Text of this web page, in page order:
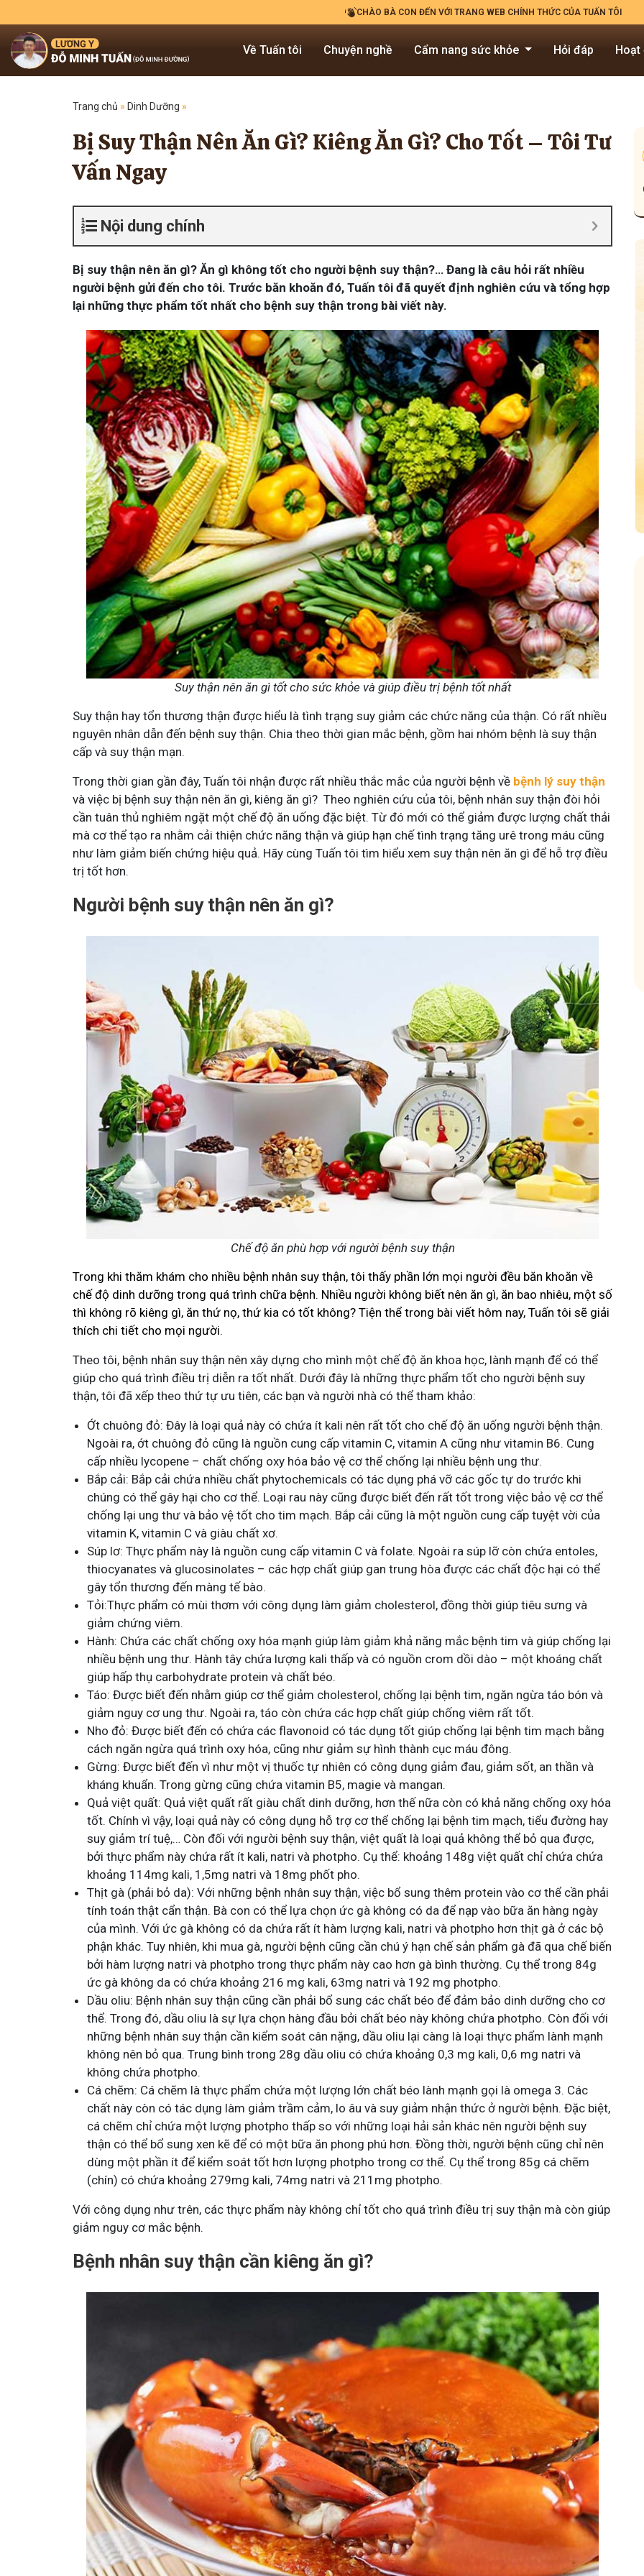
CHÀO BÀ CON ĐẾN VỚI TRANG WEB CHÍNH THỨC CỦA TUẤN TÔI
Về Tuấn tôi Chuyện nghề Cẩm nang sức khỏe Hỏi đáp Hoạt
Trang chủ » Dinh Dưỡng »
Bị Suy Thận Nên Ăn Gì? Kiêng Ăn Gì? Cho Tốt – Tôi Tư
Vấn Ngay
Nội dung chính
Bị suy thận nên ăn gì? Ăn gì không tốt cho người bệnh suy thận?… Đang là câu hỏi rất nhiều
người bệnh gửi đến cho tôi. Trước băn khoăn đó, Tuấn tôi đã quyết định nghiên cứu và tổng hợp
lại những thực phẩm tốt nhất cho bệnh suy thận trong bài viết này.
Suy thận nên ăn gì tốt cho sức khỏe và giúp điều trị bệnh tốt nhất
Suy thận hay tổn thương thận được hiểu là tình trạng suy giảm các chức năng của thận. Có rất nhiều
nguyên nhân dẫn đến bệnh suy thận. Chia theo thời gian mắc bệnh, gồm hai nhóm bệnh là suy thận
cấp và suy thận mạn.
Trong thời gian gần đây, Tuấn tôi nhận được rất nhiều thắc mắc của người bệnh về bệnh lý suy thận
và việc bị bệnh suy thận nên ăn gì, kiêng ăn gì? Theo nghiên cứu của tôi, bệnh nhân suy thận đòi hỏi
cần tuân thủ nghiêm ngặt một chế độ ăn uống đặc biệt. Từ đó mới có thể giảm được lượng chất thải
mà cơ thể tạo ra nhằm cải thiện chức năng thận và giúp hạn chế tình trạng tăng urê trong máu cũng
như làm giảm biến chứng hiệu quả. Hãy cùng Tuấn tôi tìm hiểu xem suy thận nên ăn gì để hỗ trợ điều
trị tốt hơn.
Người bệnh suy thận nên ăn gì?
Chế độ ăn phù hợp với người bệnh suy thận
Trong khi thăm khám cho nhiều bệnh nhân suy thận, tôi thấy phần lớn mọi người đều băn khoăn về
chế độ dinh dưỡng trong quá trình chữa bệnh. Nhiều người không biết nên ăn gì, ăn bao nhiêu, một số
thì không rõ kiêng gì, ăn thứ nọ, thứ kia có tốt không? Tiện thể trong bài viết hôm nay, Tuấn tôi sẽ giải
thích chi tiết cho mọi người.
Theo tôi, bệnh nhân suy thận nên xây dựng cho mình một chế độ ăn khoa học, lành mạnh để có thể
giúp cho quá trình điều trị diễn ra tốt nhất. Dưới đây là những thực phẩm tốt cho người bệnh suy
thận, tôi đã xếp theo thứ tự ưu tiên, các bạn và người nhà có thể tham khảo:
Ớt chuông đỏ: Đây là loại quả này có chứa ít kali nên rất tốt cho chế độ ăn uống người bệnh thận.
Ngoài ra, ớt chuông đỏ cũng là nguồn cung cấp vitamin C, vitamin A cũng như vitamin B6. Cung
cấp nhiều lycopene – chất chống oxy hóa bảo vệ cơ thể chống lại nhiều bệnh ung thư.
Bắp cải: Bắp cải chứa nhiều chất phytochemicals có tác dụng phá vỡ các gốc tự do trước khi
chúng có thể gây hại cho cơ thể. Loại rau này cũng được biết đến rất tốt trong việc bảo vệ cơ thể
chống lại ung thư và bảo vệ tốt cho tim mạch. Bắp cải cũng là một nguồn cung cấp tuyệt vời của
vitamin K, vitamin C và giàu chất xơ.
Súp lơ: Thực phẩm này là nguồn cung cấp vitamin C và folate. Ngoài ra súp lỡ còn chứa entoles,
thiocyanates và glucosinolates – các hợp chất giúp gan trung hòa được các chất độc hại có thể
gây tổn thương đến màng tế bào.
Tỏi:Thực phẩm có mùi thơm với công dụng làm giảm cholesterol, đồng thời giúp tiêu sưng và
giảm chứng viêm.
Hành: Chứa các chất chống oxy hóa mạnh giúp làm giảm khả năng mắc bệnh tim và giúp chống lại
nhiều bệnh ung thư. Hành tây chứa lượng kali thấp và có nguồn crom dồi dào – một khoáng chất
giúp hấp thụ carbohydrate protein và chất béo.
Táo: Được biết đến nhằm giúp cơ thể giảm cholesterol, chống lại bệnh tim, ngăn ngừa táo bón và
giảm nguy cơ ung thư. Ngoài ra, táo còn chứa các hợp chất giúp chống viêm rất tốt.
Nho đỏ: Được biết đến có chứa các flavonoid có tác dụng tốt giúp chống lại bệnh tim mạch bằng
cách ngăn ngừa quá trình oxy hóa, cũng như giảm sự hình thành cục máu đông.
Gừng: Được biết đến vì như một vị thuốc tự nhiên có công dụng giảm đau, giảm sốt, an thần và
kháng khuẩn. Trong gừng cũng chứa vitamin B5, magie và mangan.
Quả việt quất: Quả việt quất rất giàu chất dinh dưỡng, hơn thế nữa còn có khả năng chống oxy hóa
tốt. Chính vì vậy, loại quả này có công dụng hỗ trợ cơ thể chống lại bệnh tim mạch, tiểu đường hay
suy giảm trí tuệ,… Còn đối với người bệnh suy thận, việt quất là loại quả không thể bỏ qua được,
bởi thực phẩm này chứa rất ít kali, natri và photpho. Cụ thể: khoảng 148g việt quất chỉ chứa chứa
khoảng 114mg kali, 1,5mg natri và 18mg phốt pho.
Thịt gà (phải bỏ da): Với những bệnh nhân suy thận, việc bổ sung thêm protein vào cơ thể cần phải
tính toán thật cẩn thận. Bà con có thể lựa chọn ức gà không có da để nạp vào bữa ăn hàng ngày
của mình. Với ức gà không có da chứa rất ít hàm lượng kali, natri và photpho hơn thịt gà ở các bộ
phận khác. Tuy nhiên, khi mua gà, người bệnh cũng cần chú ý hạn chế sản phẩm gà đã qua chế biến
bởi hàm lượng natri và photpho trong thực phẩm này cao hơn gà bình thường. Cụ thể trong 84g
ức gà không da có chứa khoảng 216 mg kali, 63mg natri và 192 mg photpho.
Dầu oliu: Bệnh nhân suy thận cũng cần phải bổ sung các chất béo để đảm bảo dinh dưỡng cho cơ
thể. Trong đó, dầu oliu là sự lựa chọn hàng đầu bởi chất béo này không chứa photpho. Còn đối với
những bệnh nhân suy thận cần kiểm soát cân nặng, dầu oliu lại càng là loại thực phẩm lành mạnh
không nên bỏ qua. Trung bình trong 28g dầu oliu có chứa khoảng 0,3 mg kali, 0,6 mg natri và
không chứa photpho.
Cá chẽm: Cá chẽm là thực phẩm chứa một lượng lớn chất béo lành mạnh gọi là omega 3. Các
chất này còn có tác dụng làm giảm trầm cảm, lo âu và suy giảm nhận thức ở người bệnh. Đặc biệt,
cá chẽm chỉ chứa một lượng photpho thấp so với những loại hải sản khác nên người bệnh suy
thận có thể bổ sung xen kẽ để có một bữa ăn phong phú hơn. Đồng thời, người bệnh cũng chỉ nên
dùng một phần ít để kiểm soát tốt hơn lượng photpho trong cơ thể. Cụ thể trong 85g cá chẽm
(chín) có chứa khoảng 279mg kali, 74mg natri và 211mg photpho.
Với công dụng như trên, các thực phẩm này không chỉ tốt cho quá trình điều trị suy thận mà còn giúp
giảm nguy cơ mắc bệnh.
Bệnh nhân suy thận cần kiêng ăn gì?
- Đánh Bay Mẩn Ngứa
gây khó chịu và ảnh hưởng sinh hoạt.
sẻ cách giảm ngứa, làm dịu da và
Tuấn tôi - Y diệu thuốc nam
95,5kthành viên
Góc nhỏ tôi chia sẻ với bà con về chuyện thuốc Nam, về
tất tần tật kiến thức sức khỏe và cách chăm sóc bản
thân theo YHCT.
Hội Đau Xương Khớp - Tuấn Tôi Đồng Hành
85,3Kthành viên
Cộng đồng cho bà con gặp vấn đề xương khớp, cùng
Tuấn tôi học cách chăm sóc và điều trị để giảm đau, vận
động linh hoạt.
Tham gia nhóm